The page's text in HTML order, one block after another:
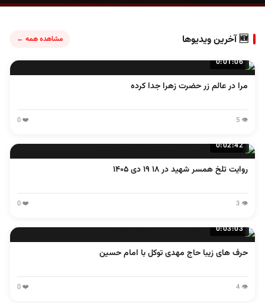
🆕 آخرین ویدیوها مشاهده همه ←
0:01:06
مرا در عالم زر حضرت زهرا جدا کرده
👁️ 5
❤️ 0
0:02:42
روایت تلخ همسر شهید در ۱۸ ۱۹ دی ۱۴۰۵
👁️ 3
❤️ 0
0:03:03
حرف های زیبا حاج مهدی توکل با امام حسین
👁️ 4
❤️ 0